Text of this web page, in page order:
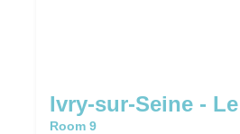
Ivry-sur-Seine -
Room 9